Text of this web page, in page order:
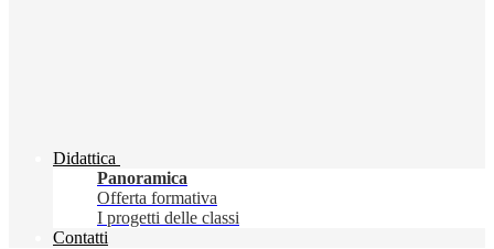
Didattica
Panoramica
Offerta formativa
I progetti delle classi
Contatti